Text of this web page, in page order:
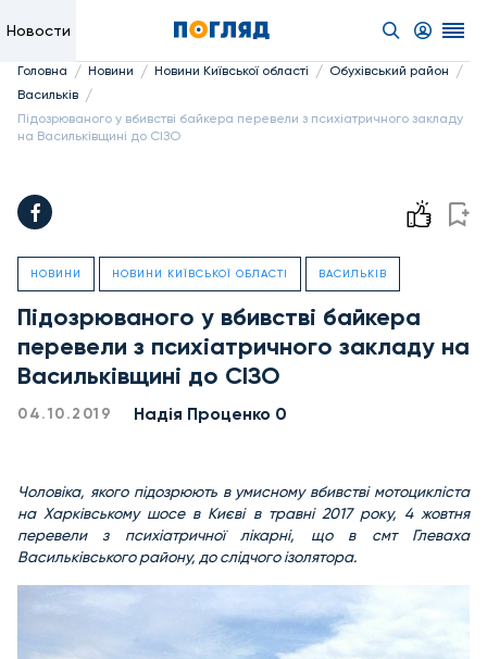
Новости
Головна / Новини / Новини Київської області / Обухівський район /
Васильків /
Підозрюваного у вбивстві байкера перевели з психіатричного закладу
на Васильківщині до СІЗО
НОВИНИ НОВИНИ КИЇВСЬКОЇ ОБЛАСТІ ВАСИЛЬКІВ
Підозрюваного у вбивстві байкера
перевели з психіатричного закладу на
Васильківщині до СІЗО
04.10.2019 Надiя Проценко 0
Чоловіка, якого підозрюють в умисному вбивстві мотоцикліста
на Харківському шосе в Києві в травні 2017 року, 4 жовтня
перевели з психіатричної лікарні, що в смт Глеваха
Васильківського району, до слідчого ізолятора.